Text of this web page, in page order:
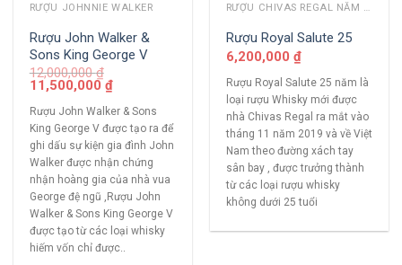
RƯỢU JOHNNIE WALKER
Rượu John Walker &
Sons King George V
12,000,000₫
11,500,000₫
Rượu John Walker & Sons
King George V được tạo ra để
ghi dấu sự kiện gia đình John
Walker được nhận chứng
nhận hoàng gia của nhà vua
George đệ ngũ ,Rượu John
Walker & Sons King George V
được tạo từ các loại whisky
hiếm vốn chỉ được..
RƯỢU CHIVAS REGAL NĂM CŨ
Rượu Royal Salute 25
6,200,000 ₫
Rượu Royal Salute 25 năm là
loại rượu Whisky mới được
nhà Chivas Regal ra mắt vào
tháng 11 năm 2019 và về Việt
Nam theo đường xách tay
sân bay , được trưởng thành
từ các loại rượu whisky
không dưới 25 tuổi